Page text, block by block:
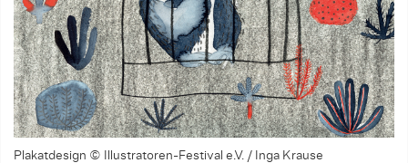
Plakatdesign © Illustratoren-Festival e.V. / Inga Krause